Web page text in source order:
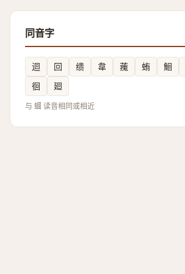
同音字
迴 回 缋 韋 藱 蛕 鮰
徊
廻
与 蜖 读音相同或相近